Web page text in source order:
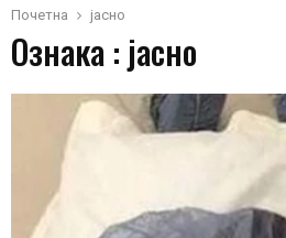
Почетна јасно
Ознака : јасно